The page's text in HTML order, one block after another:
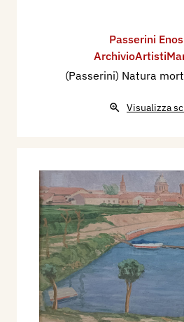
Passerini Enos
(Passerini) Natura
Visualizza